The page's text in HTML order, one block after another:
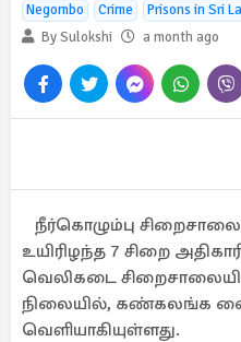
Negombo Crime
Prisons in Sri
By Sulokshi
a month ago
நீர்கொழும்பு
உயிரிழந்த 7 சிறை
வெலிகடை
நிலையில், கண்கலங்க
வெளியாகியுள்ளது.